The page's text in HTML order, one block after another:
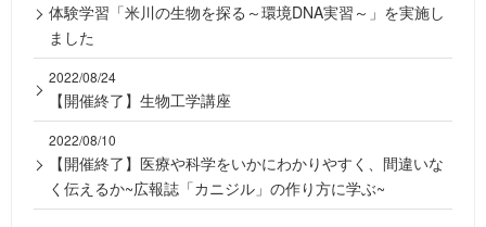
体験学習「米川の生物を探る～環境DNA実習～」を実施し
ました
2022/08/24
【開催終了】生物工学講座
2022/08/10
【開催終了】医療や科学をいかにわかりやすく、間違いな
く伝えるか~広報誌「カニジル」の作り方に学ぶ~